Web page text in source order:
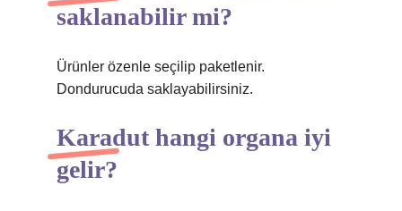
saklanabilir mi?
Ürünler özenle seçilip paketlenir.
Dondurucuda saklayabilirsiniz.
Karadut hangi organa iyi
gelir?